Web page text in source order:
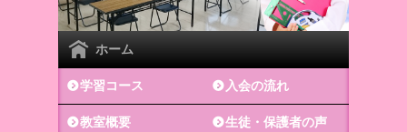
ホーム
学習コース 入会の流れ
教室概要 生徒・保護者の声